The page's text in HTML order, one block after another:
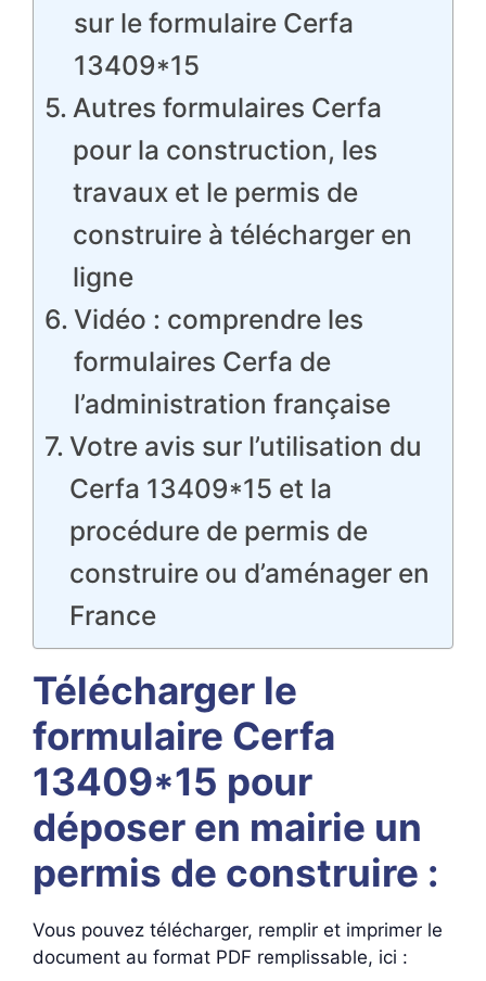
sur le formulaire Cerfa
13409*15
Autres formulaires Cerfa
pour la construction, les
travaux et le permis de
construire à télécharger en
ligne
Vidéo : comprendre les
formulaires Cerfa de
l’administration française
Votre avis sur l’utilisation du
Cerfa 13409*15 et la
procédure de permis de
construire ou d’aménager en
France
Télécharger le
formulaire Cerfa
13409*15 pour
déposer en mairie un
permis de construire :
Vous pouvez télécharger, remplir et imprimer le
document au format PDF remplissable, ici :